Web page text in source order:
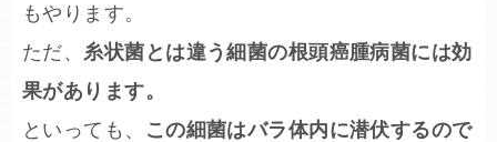
もやります。
ただ、 糸状菌とは違う細菌の根頭癌腫病菌には効
果があります。
といっても、
この細菌はバラ体内に潜伏するので